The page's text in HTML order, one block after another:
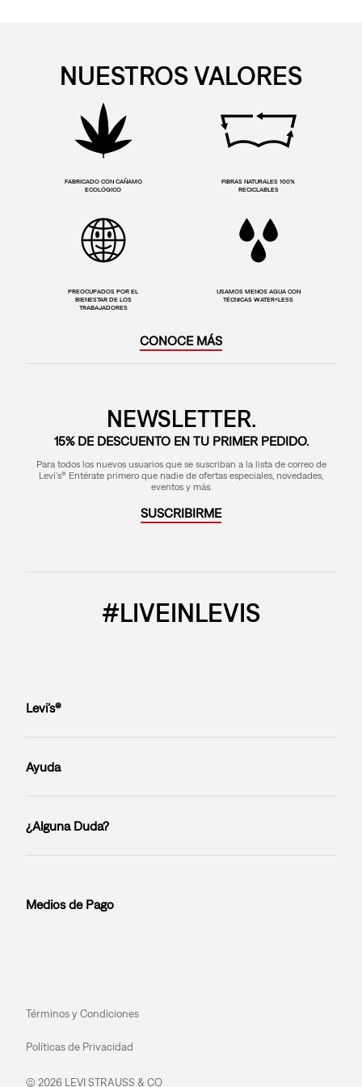
NUESTROS VALORES
FABRICADO CON CAÑAMO
ECOLÓGICO
FIBRAS NATURALES 100%
RECICLABLES
PREOCUPADOS POR EL
BIENESTAR DE LOS
TRABAJADORES
USAMOS MENOS AGUA CON
TÉCNICAS WATER<LESS
CONOCE MÁS
NEWSLETTER.
15% DE DESCUENTO EN TU PRIMER PEDIDO.
Para todos los nuevos usuarios que se suscriban a la lista de correo de
Levi's® Entérate primero que nadie de ofertas especiales, novedades,
eventos y más.
SUSCRIBIRME
#LIVEINLEVIS
Levi’s®
Ayuda
¿Alguna Duda?
Medios de Pago
Términos y Condiciones
Políticas de Privacidad
© 2026 LEVI STRAUSS & CO